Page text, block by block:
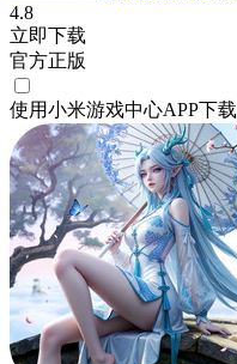
4.8
立即下载
官方正版
使用小米游戏中心APP下载